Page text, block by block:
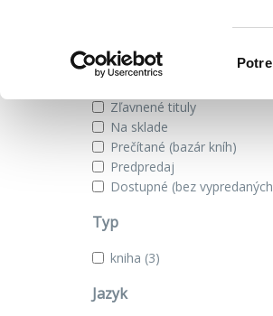
Zobraziť iba
Zľavnené tituly
Na sklade
Prečítané (bazár kníh)
Predpredaj
Dostupné (bez
Typ
kniha (3)
Jazyk